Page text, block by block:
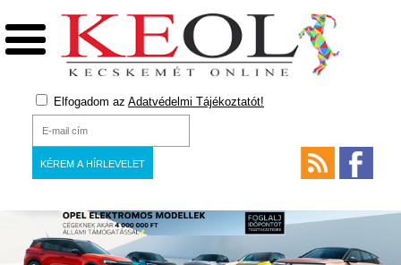
Elfogadom az Adatvédelmi Tájékoztatót!